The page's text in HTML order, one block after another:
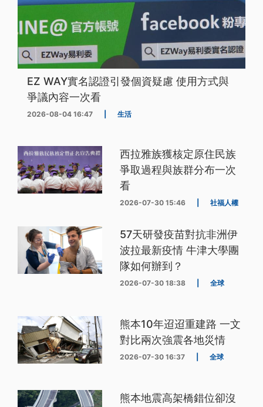
EZ WAY實名認證引發個資疑慮 使用方式與
爭議內容一次看
2026-08-04 16:47 生活
西拉雅族獲核定原住民族
爭取過程與族群分布一次
看
2026-07-30 15:46 社福人權
57天研發疫苗對抗非洲伊
波拉最新疫情 牛津大學團
隊如何辦到？
2026-07-30 18:38 全球
熊本10年迢迢重建路 一文
對比兩次強震各地災情
2026-07-30 16:37 全球
熊本地震高架橋錯位卻沒